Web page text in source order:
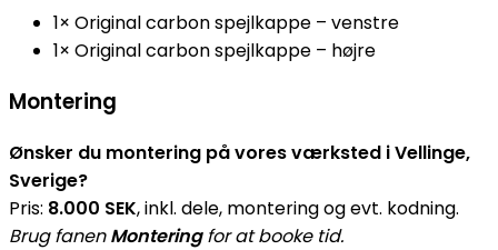
1× Original carbon spejlkappe – venstre
1× Original carbon spejlkappe – højre
Montering
Ønsker du montering på vores værksted i Vellinge,
Sverige?
Pris: 8.000 SEK, inkl. dele, montering og evt. kodning.
Brug fanenMonteringfor at booke tid.